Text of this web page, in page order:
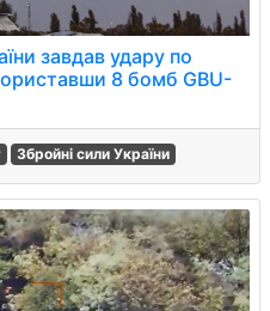
завдав удару по
8 бомб GBU-
Збройні сили України